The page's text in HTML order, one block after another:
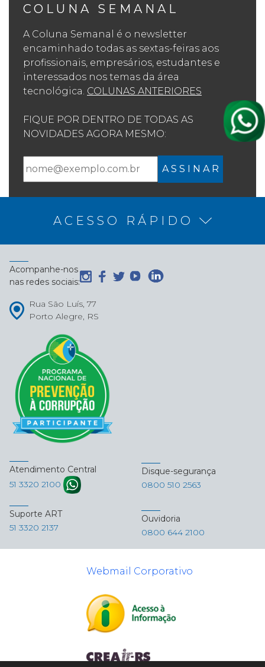
COLUNA SEMANAL
A Coluna Semanal é o newsletter
encaminhado todas as sextas-feiras aos
profissionais, empresários, estudantes e
interessados nos temas da área
tecnológica. COLUNAS ANTERIORES
FIQUE POR DENTRO DE TODAS AS
NOVIDADES AGORA MESMO:
A S S I N A R
ACESSO RÁPIDO
Acompanhe-nos
nas redes sociais:
Rua São Luís, 77
Porto Alegre, RS
Atendimento Central
51 3320 2100
Disque-segurança
0800 510 2563
Suporte ART
51 3320 2137
Ouvidoria
0800 644 2100
Webmail Corporativo